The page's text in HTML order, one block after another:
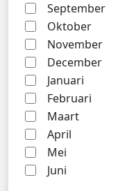
September
Oktober
November
December
Januari
Februari
Maart
April
Mei
Juni